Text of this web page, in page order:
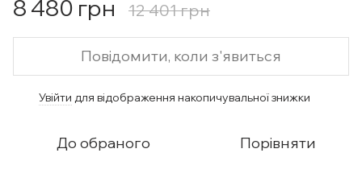
8 480 грн 12 401 грн
Повідомити, коли з'явиться
Увійти для відображення накопичувальної знижки
До обраного Порівняти